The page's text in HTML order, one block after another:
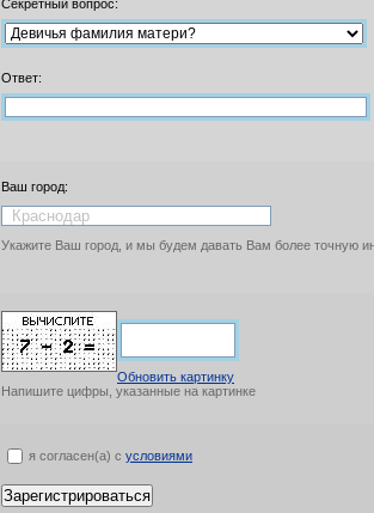
Секретный вопрос:
Ответ:
Ваш город:
Укажите Ваш город, и мы будем давать Вам более точную
Обновить картинку
Напишите цифры, указанные на картинке
я согласен(а) с условиями
Зарегистрироваться